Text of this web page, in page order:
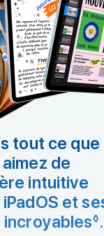
tout ce que
de
intuitive
et
incroyables◊.